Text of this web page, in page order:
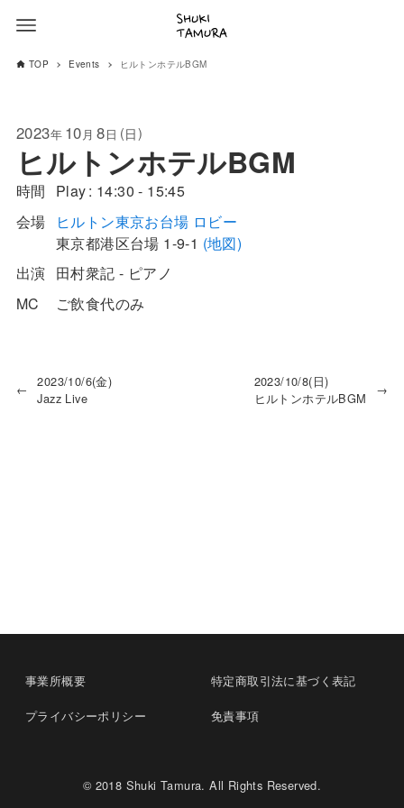
TOP Events ヒルトンホテルBGM
2023年 10月 8日 (日)
ヒルトンホテルBGM
時間 Play 14:30 - 15:45
会場
ヒルトン東京お台場 ロビー
東京都港区台場 1-9-1 (地図)
出演 田村衆記 - ピアノ
MC
ご飲食代のみ
←
2023/10/6(金)
Jazz Live
2023/10/8(日)
ヒルトンホテルBGM
→
事業所概要 特定商取引法に基づく表記
プライバシーポリシー 免責事項
© 2018 Shuki Tamura. All Rights Reserved.